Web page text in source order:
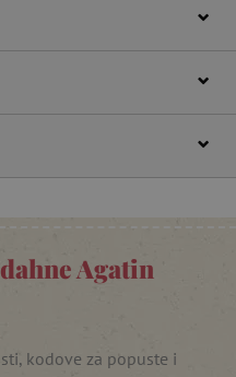
Agatin
kodove za popuste i
www.agatinsvijet.hr
privatnosti